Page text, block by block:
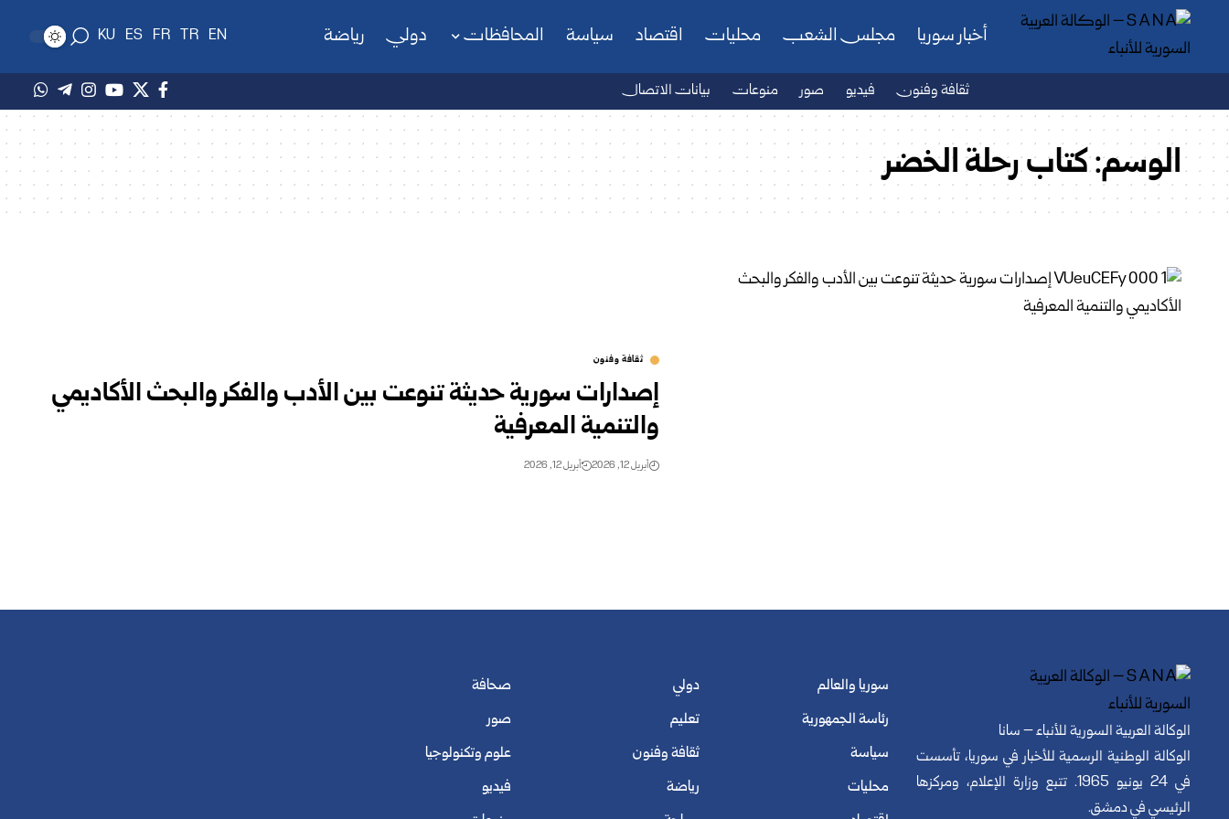
أخبار سوريا مجلس الشعب محليات اقتصاد سياسة المحافظات دولي رياضة EN
TR
FR
ES
KU
ثقافة وفنون فيديو صور منوعات بيانات الاتصال
الوسم:كتاب رحلة الخضر
ثقافة وفنون
إصدارات سورية حديثة تنوعت بين الأدب والفكر والبحث الأكاديمي
والتنمية المعرفية
أبريل 12, 2026 أبريل 12, 2026
الوكالة العربية السورية للأنباء – سانا
الوكالة الوطنية الرسمية للأخبار في سوريا، تأسست
في 24 يونيو 1965. تتبع وزارة الإعلام، ومركزها
الرئيسي في دمشق.
سوريا والعالم
رئاسة الجمهورية
سياسة
محليات
دولي
تعليم
ثقافة وفنون
رياضة
صحافة
صور
علوم وتكنولوجيا
فيديو